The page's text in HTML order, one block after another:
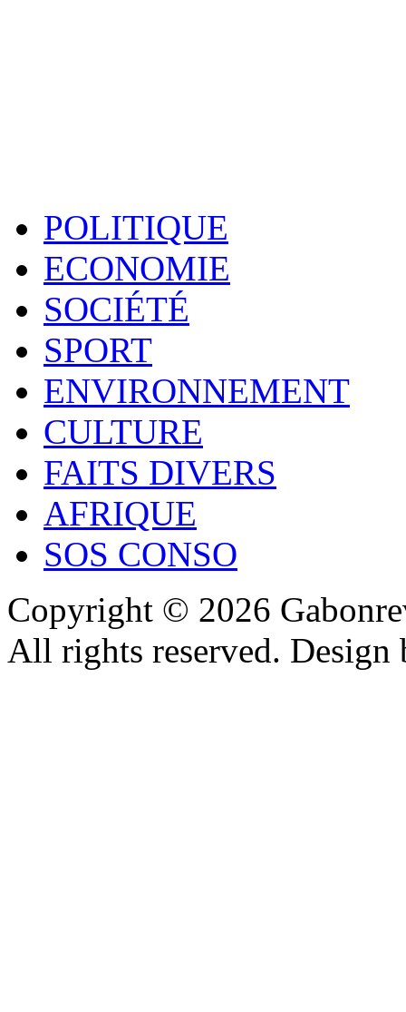
POLITIQUE
ECONOMIE
SOCIÉTÉ
SPORT
ENVIRONNEMENT
CULTURE
FAITS DIVERS
AFRIQUE
SOS CONSO
Copyright © 2026
All rights reserved.